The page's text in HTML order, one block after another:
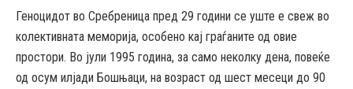
Геноцидот во Сребреница пред 29 години се уште е свеж во
колективната меморија, особено кај граѓаните од овие
простори. Во јули 1995 година, за само неколку дена, повеќе
од осум илјади Бошњаци, на возраст од шест месеци до 90